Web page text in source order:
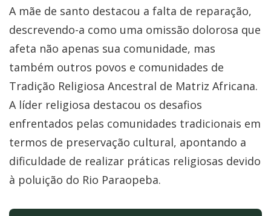
A mãe de santo destacou a falta de reparação,
descrevendo-a como uma omissão dolorosa que
afeta não apenas sua comunidade, mas
também outros povos e comunidades de
Tradição Religiosa Ancestral de Matriz Africana.
A líder religiosa destacou os desafios
enfrentados pelas comunidades tradicionais em
termos de preservação cultural, apontando a
dificuldade de realizar práticas religiosas devido
à poluição do Rio Paraopeba.